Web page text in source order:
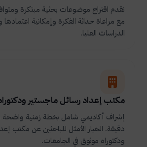
نقدم اقتراح موضوعات بحثية مبتكرة
مع مراعاة حداثة الفكرة وإمكانية اعتمادها
الدراسات العليا.
مكتب إعداد رسائل ماجستير
إشراف أكاديمي شامل بخطة زمنية واضحة
دقيقة. الخيار الأمثل للباحثين عن مكتب
ودكتوراه موثوق في الجامعات.